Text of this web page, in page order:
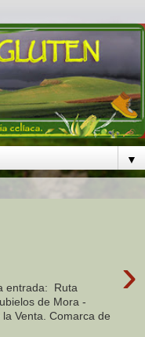
▼
›
entrada: Ruta
de Mora -
Venta. Comarca de